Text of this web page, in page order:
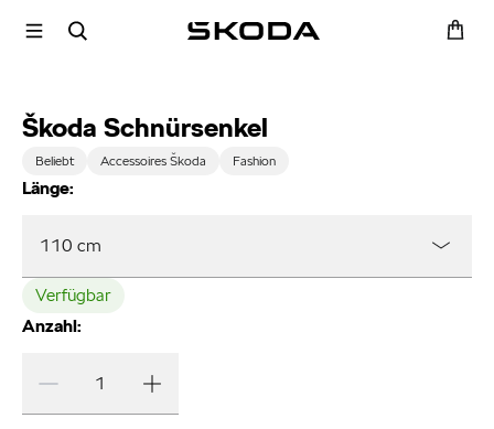
Škoda Schnürsenkel
Beliebt Accessoires Škoda Fashion
Länge:
110 cm
Verfügbar
Anzahl: